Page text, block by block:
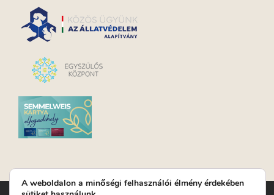
A weboldalon a minőségi felhasználói élmény érdekében